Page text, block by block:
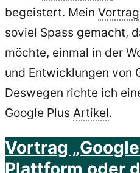
begeistert. Mein Vortrag
soviel Spass gemacht,
möchte, einmal in der
und Entwicklungen von
Deswegen richte ich
Google Plus Artikel.
Vortrag
Plattform oder